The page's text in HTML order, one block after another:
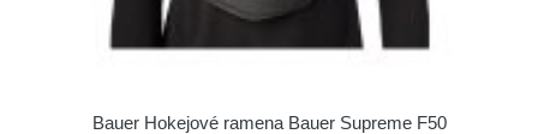
Bauer Hokejové ramena Bauer Supreme F50